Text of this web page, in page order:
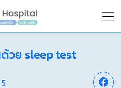
วย sleep test